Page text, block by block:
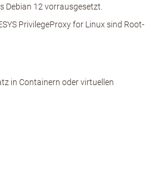
Debian 12 vorrausgesetzt.
PrivilegeProxy for Linux sind Root-
in Containern oder virtuellen